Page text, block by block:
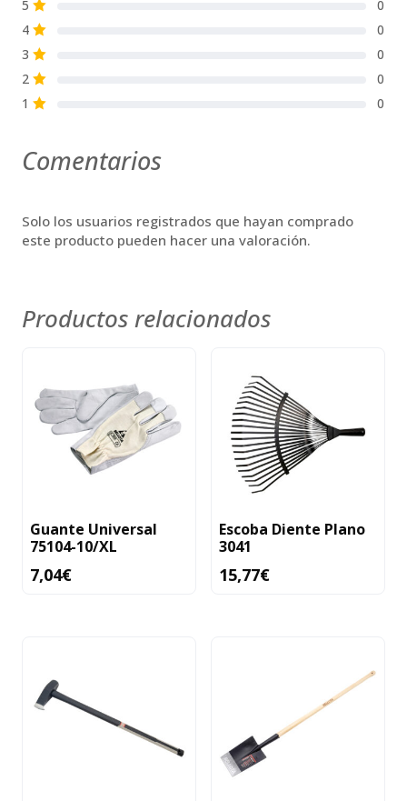
5 S
0
4 S
0
3 S
0
2 S
0
1 S 0
Comentarios
Solo los usuarios registrados que hayan comprado
este producto pueden hacer una valoración.
Productos relacionados
Guante Universal
75104-10/XL
7,04€
Escoba Diente Plano
3041
15,77€